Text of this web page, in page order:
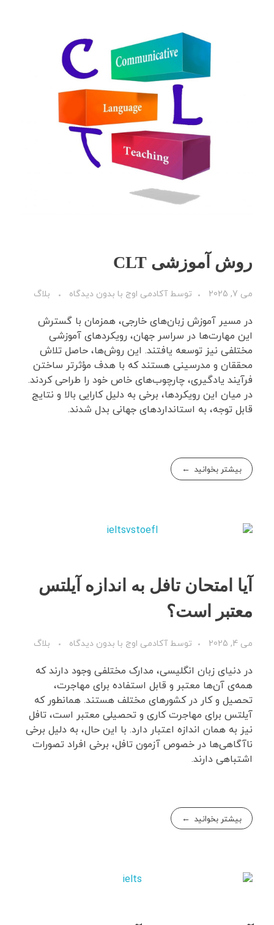
روش آموزشی CLT
می 7, 2025 توسط آکادمی اوج با بدون دیدگاه بلاگ
در مسیر آموزش زبان‌های خارجی، همزمان با گسترش
این مهارت‌ها در سراسر جهان، رویکردهای آموزشی
مختلفی نیز توسعه یافتند. این روش‌ها، حاصل تلاش
محققان و مدرسینی هستند که با هدف مؤثرتر ساختن
فرآیند یادگیری، چارچوب‌های خاص خود را طراحی کردند.
در میان این رویکردها، برخی به دلیل کارایی بالا و نتایج
قابل توجه، به استانداردهای جهانی بدل شدند.
بیشتر بخوانید
آیا امتحان تافل به اندازه آیلتس
معتبر است؟
می 4, 2025 توسط آکادمی اوج با بدون دیدگاه بلاگ
در دنیای زبان انگلیسی، مدارک مختلفی وجود دارند که
همه‌ی آن‌ها معتبر و قابل استفاده برای مهاجرت،
تحصیل و کار در کشورهای مختلف هستند. همانطور که
آیلتس برای مهاجرت کاری و تحصیلی معتبر است، تافل
نیز به همان اندازه اعتبار دارد. با این حال، به دلیل برخی
ناآگاهی‌ها در خصوص آزمون تافل، برخی افراد تصورات
اشتباهی دارند.
بیشتر بخوانید